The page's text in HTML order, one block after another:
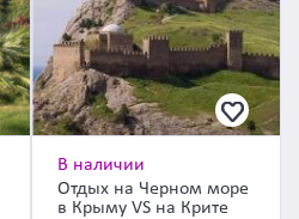
В наличии
Отдых на Черном море
в Крыму VS на Крите